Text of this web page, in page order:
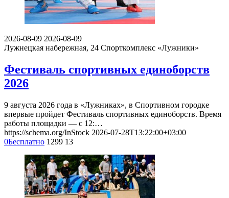
2026-08-09 2026-08-09
Лужнецкая набережная, 24 Спорткомплекс «Лужники»
Фестиваль спортивных единоборств
2026
9 августа 2026 года в «Лужниках», в Спортивном городке
впервые пройдет Фестиваль спортивных единоборств. Время
работы площадки — с 12:…
https://schema.org/InStock 2026-07-28T13:22:00+03:00
0Бесплатно 1299 13